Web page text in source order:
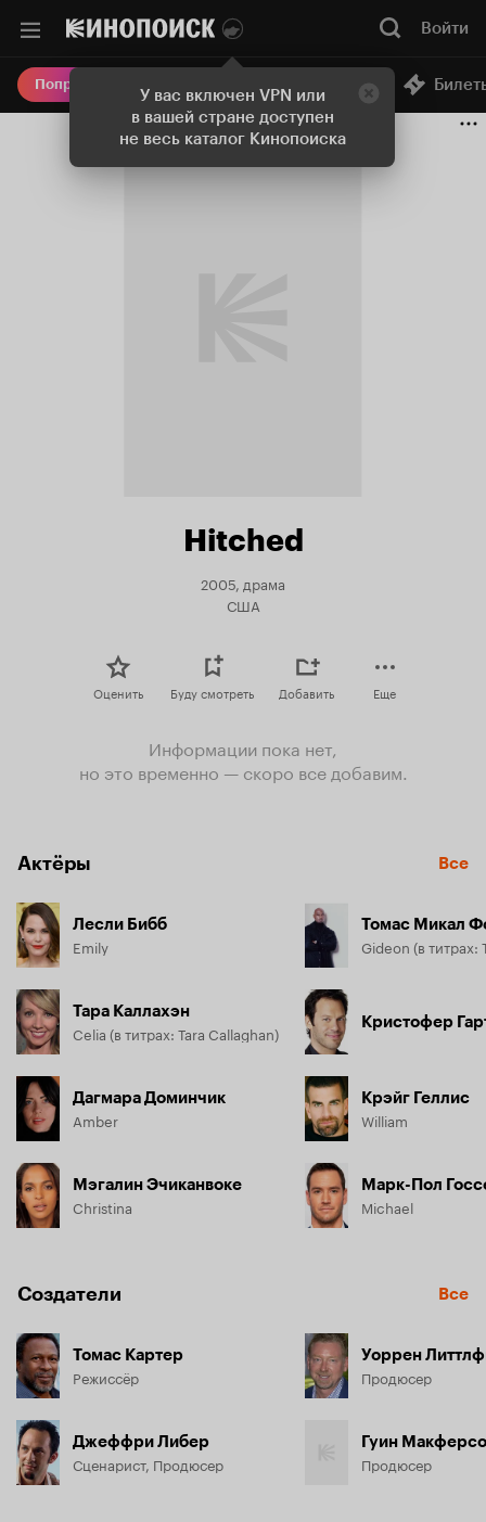
У вас включен VPN или
в вашей стране доступен
не весь каталог Кинопоиска
Войти
Попробовать Плюс Онлайн-кинотеатр
Hitched
2005, драма
США
Оценить Буду смотреть Добавить Еще
Информации пока нет,
но это временно — скоро все добавим.
Актёры Все
Лесли Бибб
Emily
Тара Каллахэн
Celia (в титрах: Tara Callaghan)
Дагмара Доминчик
Amber
Мэгалин Эчиканвоке
Christina
Томас Микал
Gideon (в титрах:
Кристофер
Крэйг Геллис
William
Марк-Пол
Michael
Создатели Все
Томас Картер
Режиссёр
Джеффри Либер
Сценарист, Продюсер
Уоррен
Продюсер
Гуин
Продюсер